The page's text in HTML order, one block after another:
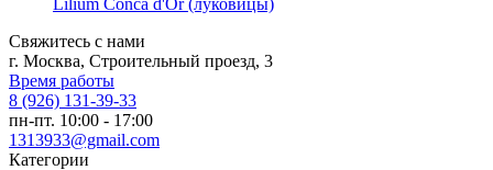
Свяжитесь с нами
г. Москва, Строительный проезд, 3
Время работы
8 (926) 131-39-33
пн-пт. 10:00 - 17:00
1313933@gmail.com
Категории